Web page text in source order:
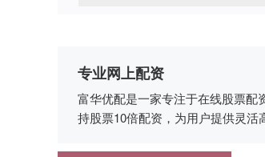
专业网上配资
富华优配是一家专注于在线股票配
持股票10倍配资，为用户提供灵活